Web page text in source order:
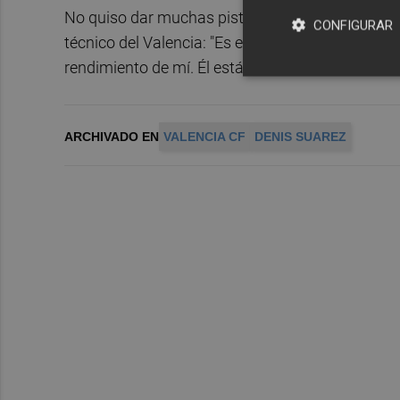
No quiso dar muchas pistas sobre su futuro,
técnico del Valencia: "Es el mejor entrenador
rendimiento de mí. Él está entrenando en el
ARCHIVADO EN VALENCIA CF DENIS SUAREZ
CONFIGURAR